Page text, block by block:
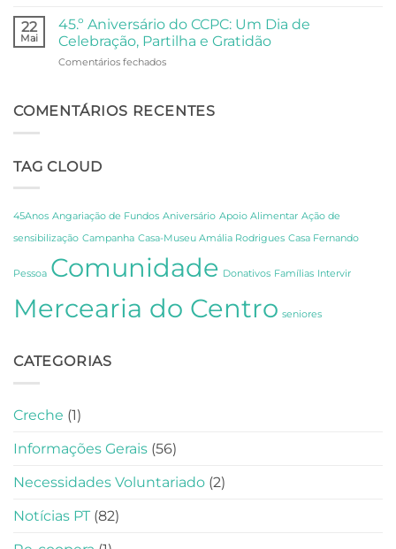
Fado
à
Poesia:
Um
Descoberta
Fernando
em
Lisboa
22
Mai
45.º Aniversário do CCPC: Um Dia de
Celebração, Partilha e Gratidão
Comentários fechadosem
do
e
COMENTÁRIOS RECENTES
TAG CLOUD
45Anos Angariação de Fundos Aniversário Apoio Alimentar Ação de
sensibilização Campanha Casa-Museu Amália Rodrigues Casa Fernando
Pessoa Comunidade Donativos Famílias Intervir
Mercearia do Centro seniores
CATEGORIAS
Creche (1)
Informações Gerais (56)
Necessidades Voluntariado (2)
Notícias PT (82)